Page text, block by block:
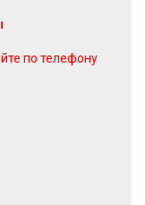
по телефону